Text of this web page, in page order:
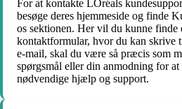
For at kontakte LOréals
besøge deres hjemmeside og finde
os sektionen. Her vil du kunne finde
kontaktformular, hvor du kan skrive
e-mail, skal du være så præcis som
spørgsmål eller din anmodning for
nødvendige hjælp og support.